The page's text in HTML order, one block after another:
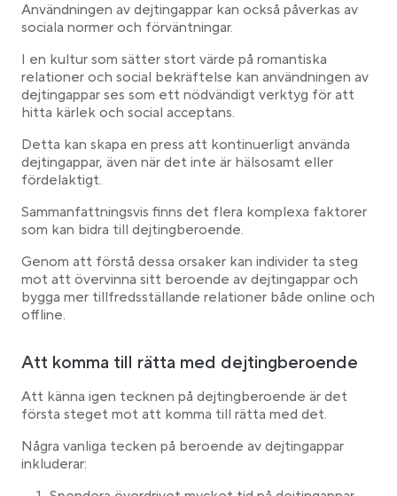
Användningen av dejtingappar kan också påverkas av
sociala normer och förväntningar.
I en kultur som sätter stort värde på romantiska
relationer och social bekräftelse kan användningen av
dejtingappar ses som ett nödvändigt verktyg för att
hitta kärlek och social acceptans.
Detta kan skapa en press att kontinuerligt använda
dejtingappar, även när det inte är hälsosamt eller
fördelaktigt.
Sammanfattningsvis finns det flera komplexa faktorer
som kan bidra till dejtingberoende.
Genom att förstå dessa orsaker kan individer ta steg
mot att övervinna sitt beroende av dejtingappar och
bygga mer tillfredsställande relationer både online och
offline.
Att komma till rätta med dejtingberoende
Att känna igen tecknen på dejtingberoende är det
första steget mot att komma till rätta med det.
Några vanliga tecken på beroende av dejtingappar
inkluderar: